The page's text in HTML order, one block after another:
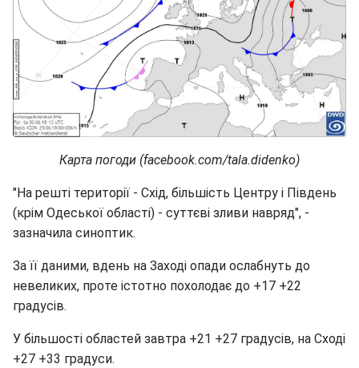
Карта погоди (facebook.com/tala.didenko)
"На решті території - Схід, більшість Центру і Південь
(крім Одеської області) - суттєві зливи навряд", -
зазначила синоптик.
За її даними, вдень на Заході опади ослабнуть до
невеликих, проте істотно похолодає до +17 +22
градусів.
У більшості областей завтра +21 +27 градусів, на Сході
+27 +33 градуси.